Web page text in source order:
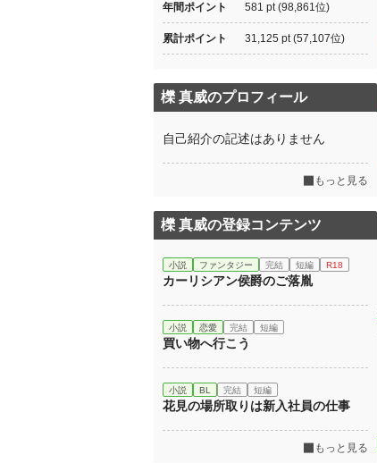
年間ポイント 581 pt (98,861位)
累計ポイント 31,125 pt (57,107位)
櫟 真威のプロフィール
自己紹介の記述はありません
もっと見る
櫟 真威の登録コンテンツ
小説 ファンタジー 完結 短編 R18
カーリシアン侯爵のご落胤
小説 恋愛 完結 短編
買い物へ行こう
小説 BL 完結 短編
花見の場所取りは新入社員の仕事
もっと見る